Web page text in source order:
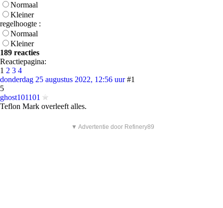
Normaal
Kleiner
regelhoogte :
Normaal
Kleiner
189 reacties
Reactiepagina:
1 2 3 4
donderdag 25 augustus 2022, 12:56 uur #1
5
ghost101101
Teflon Mark overleeft alles.
▼ Advertentie door Refinery89